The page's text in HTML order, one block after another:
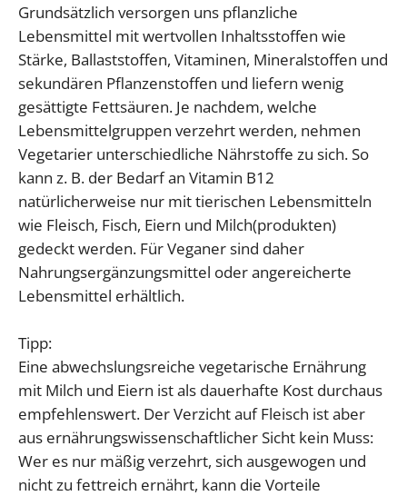
Grundsätzlich versorgen uns pflanzliche
Lebensmittel mit wertvollen Inhaltsstoffen wie
Stärke, Ballaststoffen, Vitaminen, Mineralstoffen und
sekundären Pflanzenstoffen und liefern wenig
gesättigte Fettsäuren. Je nachdem, welche
Lebensmittelgruppen verzehrt werden, nehmen
Vegetarier unterschiedliche Nährstoffe zu sich. So
kann z. B. der Bedarf an Vitamin B12
natürlicherweise nur mit tierischen Lebensmitteln
wie Fleisch, Fisch, Eiern und Milch(produkten)
gedeckt werden. Für Veganer sind daher
Nahrungsergänzungsmittel oder angereicherte
Lebensmittel erhältlich.
Tipp:
Eine abwechslungsreiche vegetarische Ernährung
mit Milch und Eiern ist als dauerhafte Kost durchaus
empfehlenswert. Der Verzicht auf Fleisch ist aber
aus ernährungswissenschaftlicher Sicht kein Muss:
Wer es nur mäßig verzehrt, sich ausgewogen und
nicht zu fettreich ernährt, kann die Vorteile